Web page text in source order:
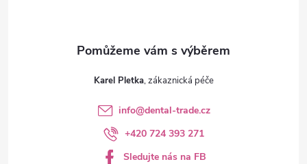
Karel Pletka
info@dental-trade.cz
+420 724 393 271
Sledujte nás na FB